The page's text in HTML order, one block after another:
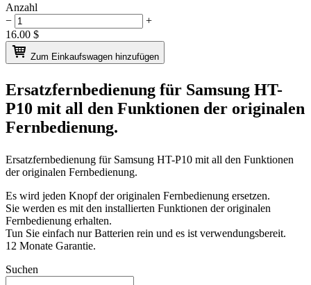
Anzahl
−
+
16.00 $
Zum Einkaufswagen hinzufügen
Ersatzfernbedienung für Samsung HT-
P10 mit all den Funktionen der originalen
Fernbedienung.
Ersatzfernbedienung fürSamsung HT-P10 mit all den Funktionen
der originalen Fernbedienung.
Es wird jeden Knopf der originalen Fernbedienung ersetzen.
Sie werden es mit den installierten Funktionen der originalen
Fernbedienung erhalten.
Tun Sie einfach nur Batterien rein und es ist verwendungsbereit.
12 Monate Garantie.
Suchen